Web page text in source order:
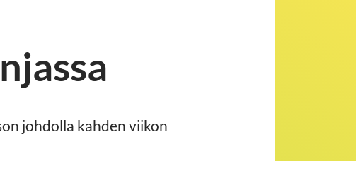
johdolla kahden viikon